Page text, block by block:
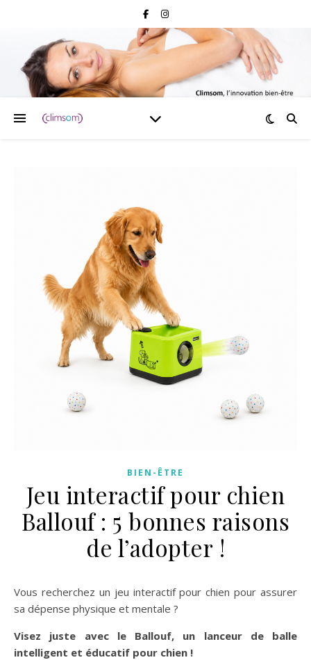
BIEN-ÊTRE
Jeu interactif pour chien
Ballouf : 5 bonnes raisons
de l’adopter !
Vous recherchez un jeu interactif pour chien pour assurer
sa dépense physique et mentale ?
Visez juste avec le Ballouf, un lanceur de balle
intelligent et éducatif pour chien !